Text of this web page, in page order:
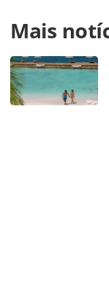
https://
final-da-fitur-2026-
madri_225245.html
página. Todo o
Editora é protegido
autoral. Não
Mais